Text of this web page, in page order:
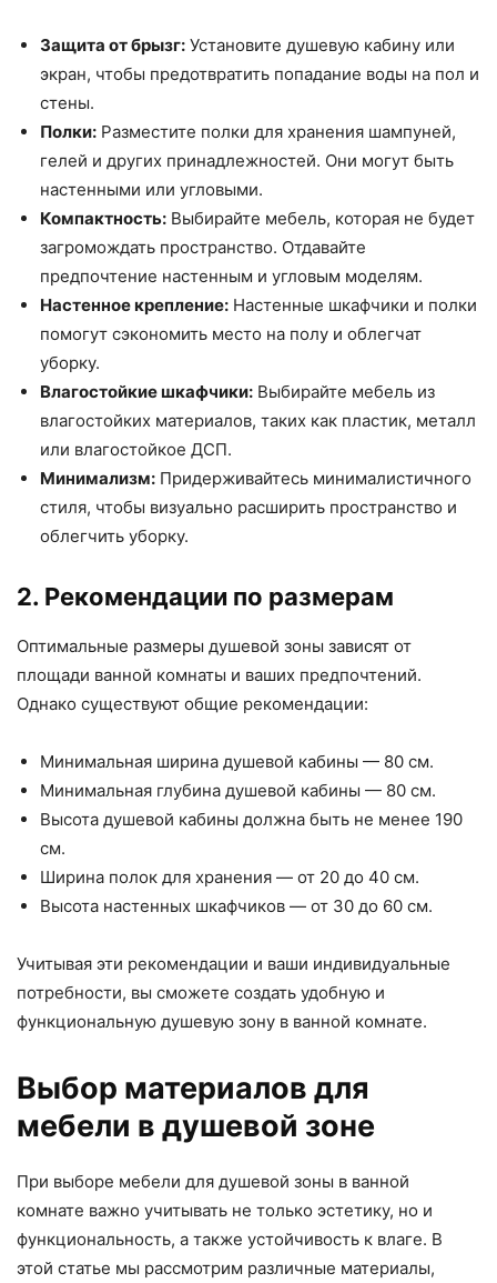
Защита от брызг: Установите душевую кабину или
экран, чтобы предотвратить попадание воды на пол и
стены.
Полки: Разместите полки для хранения шампуней,
гелей и других принадлежностей. Они могут быть
настенными или угловыми.
Компактность: Выбирайте мебель, которая не будет
загромождать пространство. Отдавайте
предпочтение настенным и угловым моделям.
Настенное крепление: Настенные шкафчики и полки
помогут сэкономить место на полу и облегчат
уборку.
Влагостойкие шкафчики: Выбирайте мебель из
влагостойких материалов, таких как пластик, металл
или влагостойкое ДСП.
Минимализм: Придерживайтесь минималистичного
стиля, чтобы визуально расширить пространство и
облегчить уборку.
2. Рекомендации по размерам
Оптимальные размеры душевой зоны зависят от
площади ванной комнаты и ваших предпочтений.
Однако существуют общие рекомендации:
Минимальная ширина душевой кабины — 80 см.
Минимальная глубина душевой кабины — 80 см.
Высота душевой кабины должна быть не менее 190
см.
Ширина полок для хранения — от 20 до 40 см.
Высота настенных шкафчиков — от 30 до 60 см.
Учитывая эти рекомендации и ваши индивидуальные
потребности, вы сможете создать удобную и
функциональную душевую зону в ванной комнате.
Выбор материалов для
мебели в душевой зоне
При выборе мебели для душевой зоны в ванной
комнате важно учитывать не только эстетику, но и
функциональность, а также устойчивость к влаге. В
этой статье мы рассмотрим различные материалы,